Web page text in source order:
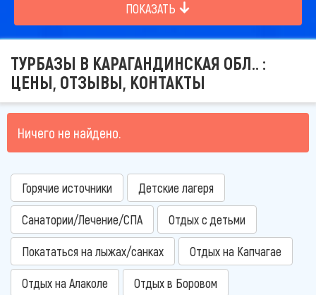
ПОКАЗАТЬ
ТУРБАЗЫ В КАРАГАНДИНСКАЯ ОБЛ.. :
ЦЕНЫ, ОТЗЫВЫ, КОНТАКТЫ
Ничего не найдено.
Горячие источники Детские лагеря
Санатории/Лечение/СПА Отдых с детьми
Покататься на лыжах/санках Отдых на Капчагае
Отдых на Алаколе Отдых в Боровом